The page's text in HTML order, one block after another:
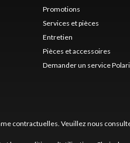
Promotions
Services et pièces
Entretien
Pièces et accessoires
Demander un service
contractuelles. Veuillez nous